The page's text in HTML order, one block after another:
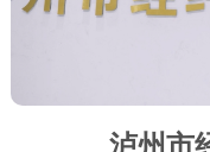
泸州市